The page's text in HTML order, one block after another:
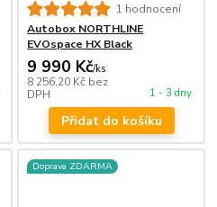
1 hodnocení
Autobox NORTHLINE
EVOspace HX Black
9 990 Kč/ks
8 256,20 Kč bez
DPH
1 - 3 dny
Přidat do košíku
Doprava ZDARMA